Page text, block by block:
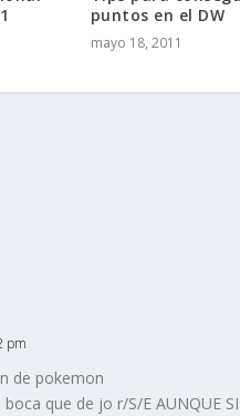
puntos en el DW
mayo 18, 2011
pm
de pokemon
que de jo r/S/E AUNQUE